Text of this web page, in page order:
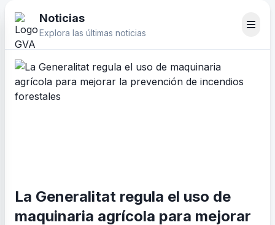
Noticias
Explora las últimas noticias
La Generalitat regula el uso de
maquinaria agrícola para mejorar